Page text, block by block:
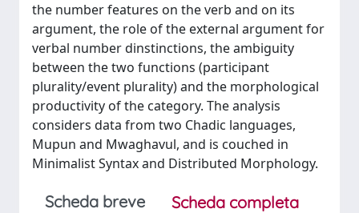
the number features on the verb and on its
argument, the role of the external argument for
verbal number dinstinctions, the ambiguity
between the two functions (participant
plurality/event plurality) and the morphological
productivity of the category. The analysis
considers data from two Chadic languages,
Mupun and Mwaghavul, and is couched in
Minimalist Syntax and Distributed Morphology.
Scheda breve
Scheda completa